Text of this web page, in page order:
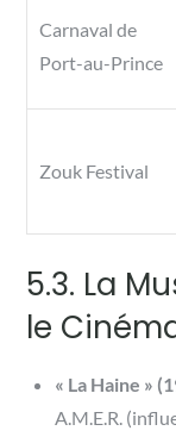
Carnaval de
Port-au-Prince
Zouk Festival
5.3. La
le
« La Haine »
A.M.E.R.